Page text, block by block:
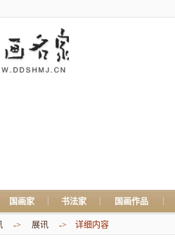
国画家 书法家 国画作品
-> 展讯 -> 详细内容